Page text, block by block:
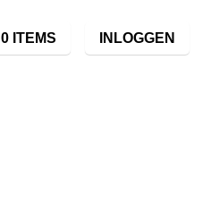
0 ITEMS INLOGGEN